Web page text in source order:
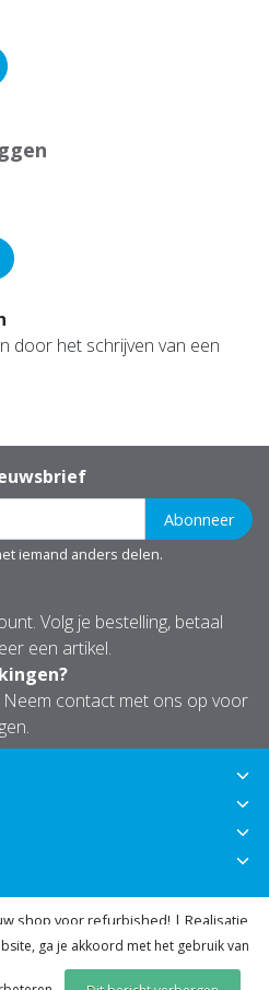
door het schrijven van een
Abonneer
iemand anders delen.
Volg je bestelling, betaal
een artikel.
Neem contact met ons op voor
shop voor refurbished! | Realisatie
|Sitemap|RSS Feed
ga je akkoord met het gebruik van